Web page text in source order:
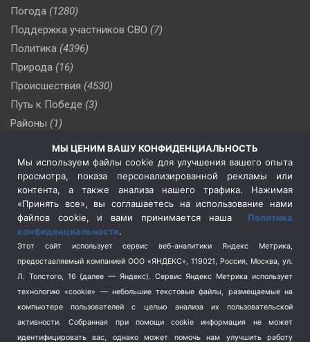
Погода (1280)
Поддержка участников СВО (7)
Политика (4396)
Природа (16)
Происшествия (4530)
Путь к Победе (3)
Районы (1)
(509)
Сельское хозяйство (3)
Социальная политика
(3)
Спецоперация в Украине
Спецоперация на Украине
(404)
Спорт (740)
Терроризм (1)
Транспорт (262)
Туризм (178)
МЫ ЦЕНИМ ВАШУ КОНФИДЕНЦИАЛЬНОСТЬ
Мы используем файлы cookie для улучшения вашего опыта
просмотра, показа персонализированной рекламы или
контента, а также анализа нашего трафика. Нажимая
«Принять все», вы соглашаетесь на использование нами
файлов cookie, и вами принимается наша Политика
конфиденциальности.
Этот сайт использует сервис веб-аналитики Яндекс Метрика,
предоставляемый компанией ООО «ЯНДЕКС», 119021, Россия, Москва, ул.
Л. Толстого, 16 (далее — Яндекс). Сервис Яндекс Метрика использует
технологию «cookie» — небольшие текстовые файлы, размещаемые на
компьютере пользователей с целью анализа их пользовательской
активности.
Собранная при помощи cookie информация не может
идентифицировать вас, однако может помочь нам улучшить работу